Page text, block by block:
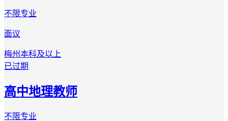
不限专业
面议
梅州本科及以上
已过期
高中地理教师
不限专业